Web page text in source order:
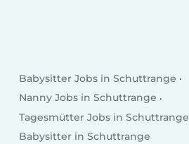
Babysitter Jobs in Schuttrange
Nanny Jobs in Schuttrange
Tagesmütter Jobs in Schuttrange
Babysitter in Schuttrange